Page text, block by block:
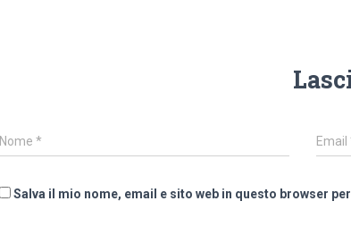
Nome * Email
Salva il mio nome, email e sito web in questo browser